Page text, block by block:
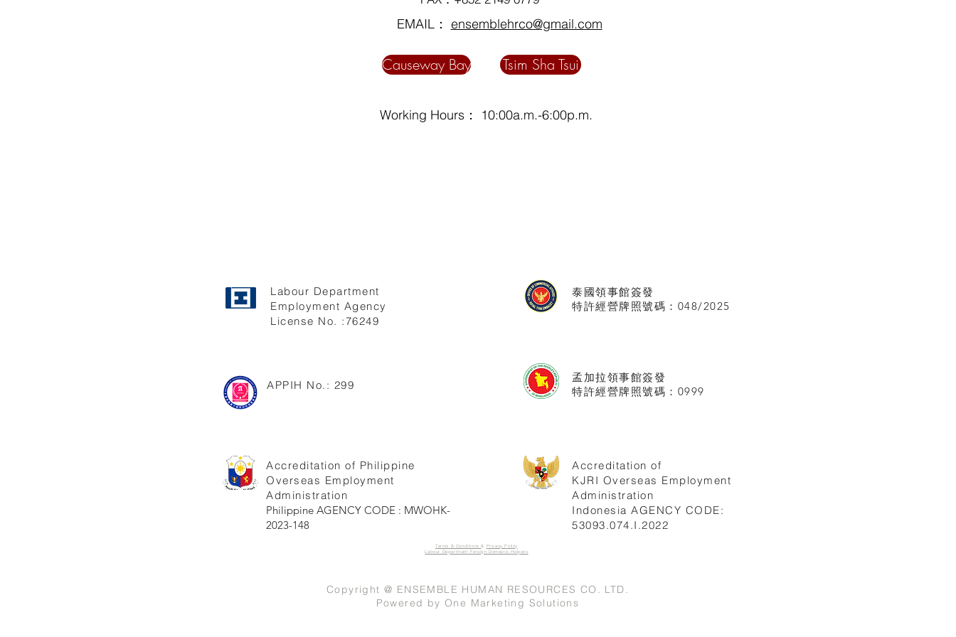
EMAIL： ensemblehrco@gmail.com
Causeway Bay Tsim Sha Tsui
Working Hours： 10:00a.m.-6:00p.m.
Labour Department
Employment Agency
License No. :76249
APPIH No.: 299
Accreditation of Philippine
Overseas Employment
Administration
Philippine AGENCY CODE : MWOHK-
2023-148
Accreditation of
KJRI Overseas Employment
Administration
Indonesia AGENCY CODE:
53093.074.I.2022
孟加拉領事館簽發
特許經營牌照號碼：0999
泰國領事館簽發
特許經營牌照號碼：048/2025
Terms & Conditions& Privacy Policy
Labour Department Foreign Domestic Helpers
Copyright @ ENSEMBLE HUMAN RESOURCES CO. LTD.
Powered byOne Marketing Solutions